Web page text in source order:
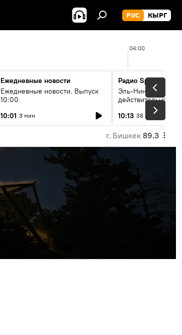
РУС КЫРГ
04:00
Ежедневные новости
Ежедневные новости. Выпуск
10:00
10:01 3 мин
Радио Sputnik
Эль-Ниньо, жара и
действительно
погоду в
10:13 38 мин
г. Бишкек 89.3